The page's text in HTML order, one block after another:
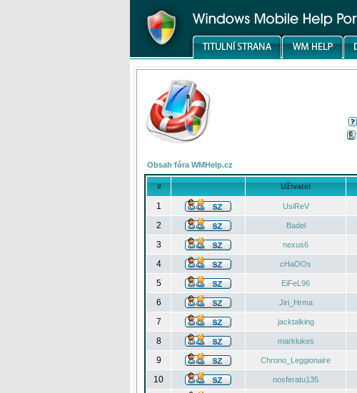
Obsah fóra WMHelp.cz
# Uživatel
1 UsiReV
2
Badel
3
nexus6
4
cHaOOs
5
EiFeL96
6
Jiri_Hrma
7
jacktalking
8
marklukes
9
Chrono_Leggionaire
10
nosferatu135